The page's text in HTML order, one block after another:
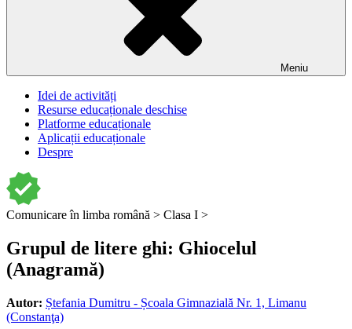
Meniu
Idei de activități
Resurse educaționale deschise
Platforme educaționale
Aplicații educaționale
Despre
Comunicare în limba română > Clasa I >
Grupul de litere ghi: Ghiocelul
(Anagramă)
Autor: Ștefania Dumitru - Școala Gimnazială Nr. 1, Limanu
(Constanţa)